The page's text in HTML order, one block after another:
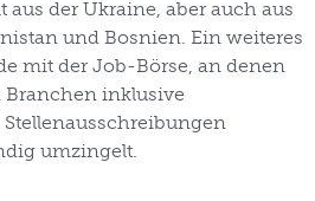
der Ukraine, aber auch aus
und Bosnien. Ein weiteres
mit der Job-Börse, an denen
Branchen inklusive
umzingelt.